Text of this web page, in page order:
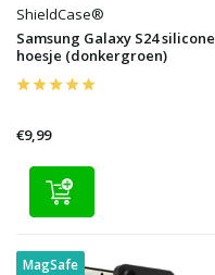
ShieldCase®
Samsung Galaxy S24 silicone
hoesje (donkergroen)
€9,99
MagSafe